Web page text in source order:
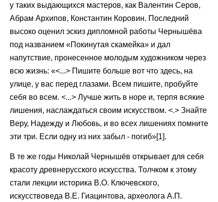
у таких выдающихся мастеров, как Валентин Серов,
Абрам Архипов, Константин Коровин. Последний
высоко оценил эскиз дипломной работы Чернышёва
под названием «Покинутая скамейка» и дал
напутствие, пронесенное молодым художником через
всю жизнь: «<...> Пишите больше вот что здесь, на
улице, у вас перед глазами. Всем пишите, пробуйте
себя во всем. <...> Лучше жить в норе и, терпя всякие
лишения, наслаждаться своим искусством. <.> Знайте
Веру, Надежду и Любовь, и во всех лишениях помните
эти три. Если одну из них забыл - погиб»[1].
В те же годы Николай Чернышёв открывает для себя
красоту древнерусского искусства. Толчком к этому
стали лекции историка В.О. Ключевского,
искусствоведа В.Е. Гиацинтова, археолога А.П.